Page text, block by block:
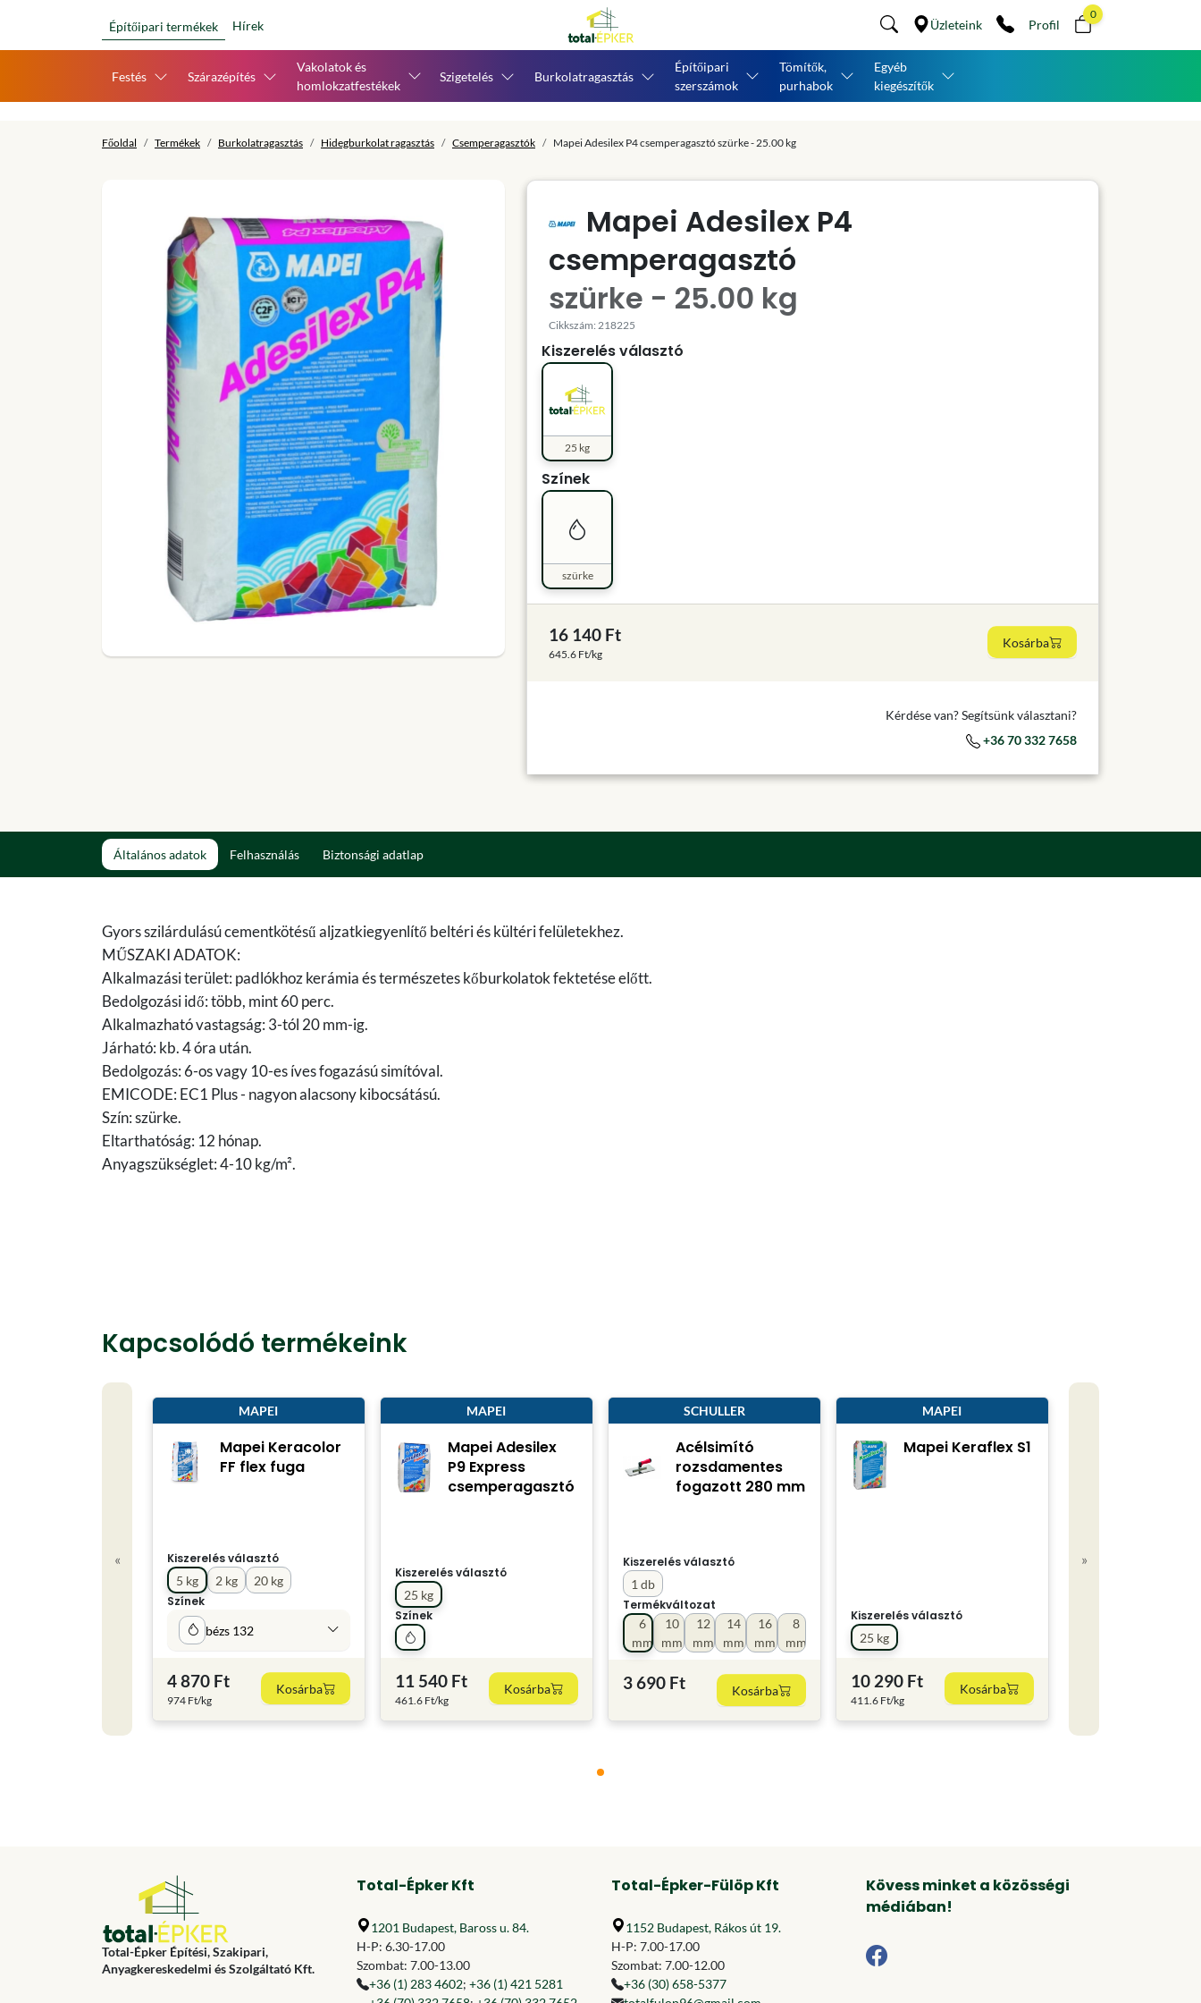
Építőipari termékek Hírek Üzleteink Profil
0
Festés Szárazépítés
Vakolatok és
homlokzatfestékek
Szigetelés Burkolatragasztás
Építőipari
szerszámok
Tömítők,
purhabok
Egyéb
kiegészítők
Főoldal Termékek Burkolatragasztás Hidegburkolat ragasztás Csemperagasztók Mapei Adesilex P4 csemperagasztó szürke - 25.00 kg
Mapei Adesilex P4
csemperagasztó
szürke - 25.00 kg
Cikkszám: 218225
Kiszerelés választó
25 kg
Színek
szürke
16 140 Ft
645.6 Ft/kg
Kosárba
Kérdése van? Segítsünk választani?
+36 70 332 7658
Általános adatok Felhasználás Biztonsági adatlap
Gyors szilárdulású cementkötésű aljzatkiegyenlítő beltéri és kültéri felületekhez.
MŰSZAKI ADATOK:
Alkalmazási terület: padlókhoz kerámia és természetes kőburkolatok fektetése előtt.
Bedolgozási idő: több, mint 60 perc.
Alkalmazható vastagság: 3-tól 20 mm-ig.
Járható: kb. 4 óra után.
Bedolgozás: 6-os vagy 10-es íves fogazású simítóval.
EMICODE: EC1 Plus - nagyon alacsony kibocsátású.
Szín: szürke.
Eltarthatóság: 12 hónap.
Anyagszükséglet: 4-10 kg/m².
Kapcsolódó termékeink
«
MAPEI
Mapei Keracolor
FF flex fuga
Kiszerelés választó
2 kg
5 kg
20 kg
Színek
bézs 132
4 870 Ft
974 Ft/kg
Kosárba
MAPEI
Mapei Adesilex
P9 Express
csemperagasztó
Kiszerelés választó
25 kg
Színek
11 540 Ft
461.6 Ft/kg
Kosárba
SCHULLER
Acélsimító
rozsdamentes
fogazott 280 mm
Kiszerelés választó
1 db
Termékváltozat
10
mm
12
mm
14
mm
16
mm
6
mm
8
mm
3 690 Ft Kosárba
MAPEI
Mapei Keraflex S1
Kiszerelés választó
25 kg
10 290 Ft
411.6 Ft/kg
Kosárba
»
Total-Épker Építési, Szakipari,
Anyagkereskedelmi és Szolgáltató Kft.
Total-Épker Kft
1201 Budapest, Baross u. 84.
H-P: 6.30-17.00
Szombat: 7.00-13.00
+36 (1) 283 4602; +36 (1) 421 5281
Total-Épker-Fülöp Kft
1152 Budapest, Rákos út 19.
H-P: 7.00-17.00
Szombat: 7.00-12.00
+36 (30) 658-5377
Kövess minket a közösségi
médiában!